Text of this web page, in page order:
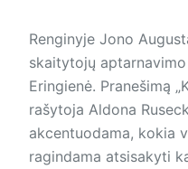
Renginyje Jono
skaitytojų
Eringienė. Pranešimą
rašytoja Aldona
akcentuodama, kokia
ragindama atsisakyti